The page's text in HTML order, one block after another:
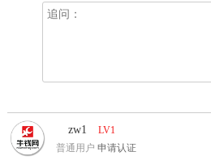
zw1
LV1
普通用户 申请认证